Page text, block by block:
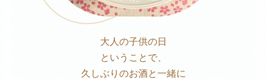
大人の子供の日
ということで、
久しぶりのお酒と一緒に